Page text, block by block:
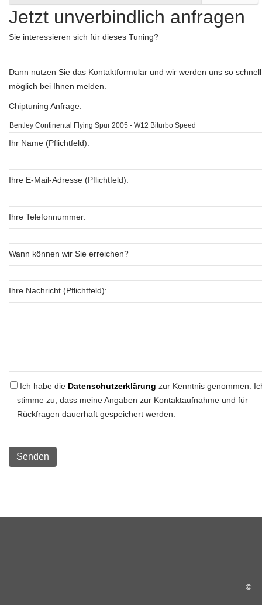
Jetzt unverbindlich anfragen
Sie interessieren sich für dieses Tuning?
Dann nutzen Sie das Kontaktformular und wir werden uns so
möglich bei Ihnen melden.
Chiptuning Anfrage:
Ihr Name (Pflichtfeld):
Ihre E-Mail-Adresse (Pflichtfeld):
Ihre Telefonnummer:
Wann können wir Sie erreichen?
Ihre Nachricht (Pflichtfeld):
Ich habe die Datenschutzerklärung zur Kenntnis genommen.
stimme zu, dass meine Angaben zur Kontaktaufnahme und für
Rückfragen dauerhaft gespeichert werden.
©